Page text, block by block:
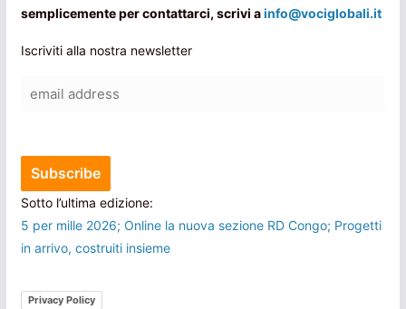
semplicemente per contattarci, scrivi ainfo@vociglobali.it
Iscriviti alla nostra newsletter
Sotto l’ultima edizione:
5 per mille 2026; Online la nuova sezione RD Congo; Progetti
in arrivo, costruiti insieme
Privacy Policy